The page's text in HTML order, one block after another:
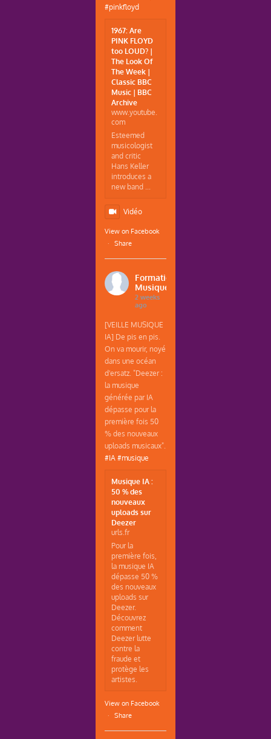
#pinkfloyd
1967: Are
PINK FLOYD
too LOUD? |
The Look Of
The Week |
Classic BBC
Music | BBC
Archive
www.youtube.
com
Esteemed
musicologist
and critic
Hans Keller
introduces a
new band ...
Vidéo
View on Facebook
·
Share
Formations
Musique
2 weeks
ago
[VEILLE MUSIQUE
IA] De pis en pis.
On va mourir, noyé
dans une océan
d'ersatz. "Deezer :
la musique
générée par IA
dépasse pour la
première fois 50
% des nouveaux
uploads musicaux".
#IA #musique
Musique IA :
50 % des
nouveaux
uploads sur
Deezer
urls.fr
Pour la
première fois,
la musique IA
dépasse 50 %
des nouveaux
uploads sur
Deezer.
Découvrez
comment
Deezer lutte
contre la
fraude et
protège les
artistes.
View on Facebook
·
Share